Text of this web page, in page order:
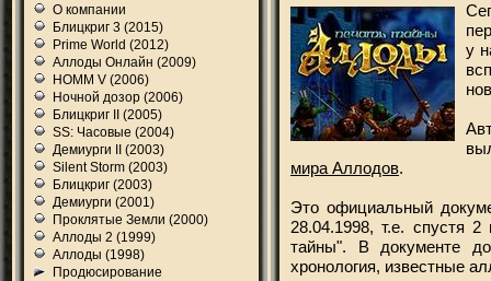
О компании
Блицкриг 3 (2015)
Prime World (2012)
Аллоды Онлайн (2009)
HOMM V (2006)
Ночной дозор (2006)
Блицкриг II (2005)
SS: Часовые (2004)
Демиурги II (2003)
Silent Storm (2003)
Блицкриг (2003)
Демиурги (2001)
Проклятые Земли (2000)
Аллоды 2 (1999)
Аллоды (1998)
Продюсирование
у
мира Аллодов.
Это официальный
28.04.1998, т.е. спустя
тайны". В документе
хронология, известные